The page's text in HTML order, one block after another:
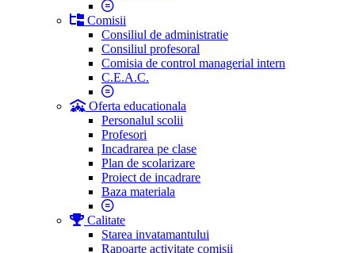
Comisii
Consiliul de administratie
Consiliul profesoral
Comisia de control managerial intern
C.E.A.C.
Oferta educationala
Personalul scolii
Profesori
Incadrarea pe clase
Plan de scolarizare
Proiect de incadrare
Baza materiala
Calitate
Starea invatamantului
Rapoarte activitate comisii